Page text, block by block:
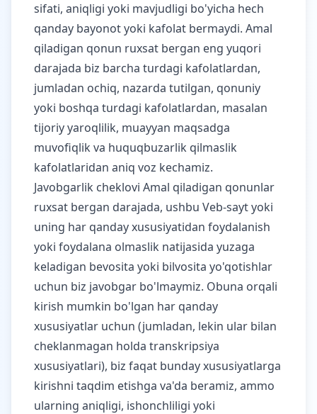
sifati, aniqligi yoki mavjudligi bo'yicha hech
qanday bayonot yoki kafolat bermaydi. Amal
qiladigan qonun ruxsat bergan eng yuqori
darajada biz barcha turdagi kafolatlardan,
jumladan ochiq, nazarda tutilgan, qonuniy
yoki boshqa turdagi kafolatlardan, masalan
tijoriy yaroqlilik, muayyan maqsadga
muvofiqlik va huquqbuzarlik qilmaslik
kafolatlaridan aniq voz kechamiz.
Javobgarlik cheklovi Amal qiladigan qonunlar
ruxsat bergan darajada, ushbu Veb-sayt yoki
uning har qanday xususiyatidan foydalanish
yoki foydalana olmaslik natijasida yuzaga
keladigan bevosita yoki bilvosita yo'qotishlar
uchun biz javobgar bo'lmaymiz. Obuna orqali
kirish mumkin bo'lgan har qanday
xususiyatlar uchun (jumladan, lekin ular bilan
cheklanmagan holda transkripsiya
xususiyatlari), biz faqat bunday xususiyatlarga
kirishni taqdim etishga va'da beramiz, ammo
ularning aniqligi, ishonchliligi yoki